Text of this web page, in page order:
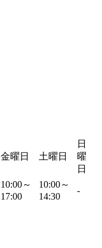
金曜日 土曜日
日
曜
日
10:00～
17:00
10:00～
14:30
-